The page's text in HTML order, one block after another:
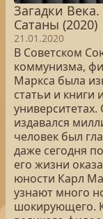
Загадки
Сатаны (2020)
21.01.2020
В Советском
коммунизма,
Маркса была
статьи и книги
издавался
человек был
даже сегодня
его жизни
юности Карл
узнают много
шокирующего.